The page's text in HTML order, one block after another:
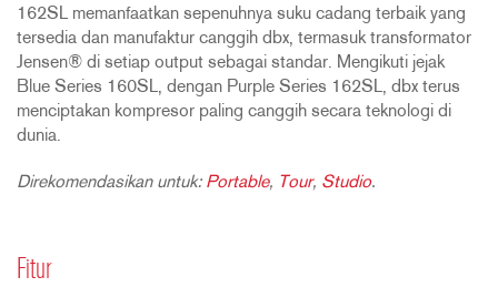
162SL memanfaatkan sepenuhnya suku cadang terbaik yang
tersedia dan manufaktur canggih dbx, termasuk transformator
Jensen® di setiap output sebagai standar. Mengikuti jejak
Blue Series 160SL, dengan Purple Series 162SL, dbx terus
menciptakan kompresor paling canggih secara teknologi di
dunia.
Direkomendasikan untuk: Portable, Tour, Studio.
Fitur